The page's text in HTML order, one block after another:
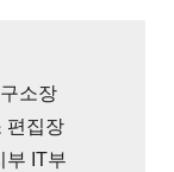
소장
편집장
부 IT부